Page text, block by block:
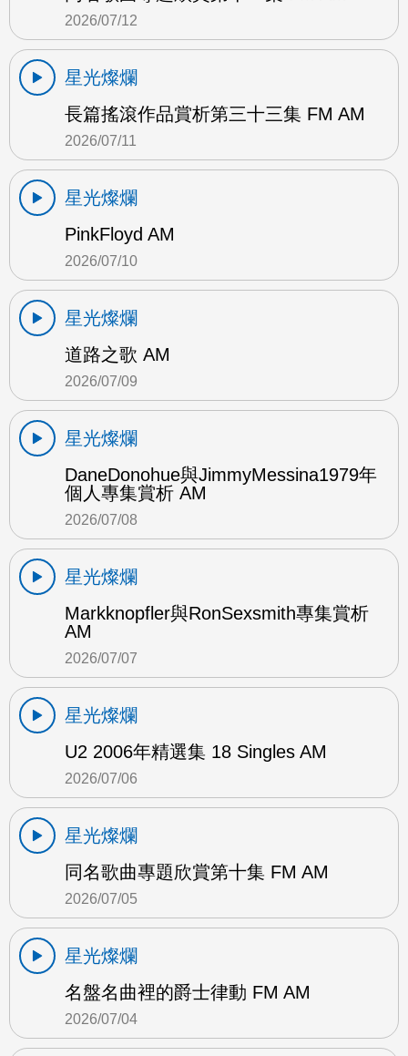
2026/07/12
星光燦爛
長篇搖滾作品賞析第三十三集 FM AM
2026/07/11
星光燦爛
PinkFloyd AM
2026/07/10
星光燦爛
道路之歌 AM
2026/07/09
星光燦爛
DaneDonohue與JimmyMessina1979年
個人專集賞析 AM
2026/07/08
星光燦爛
Markknopfler與RonSexsmith專集賞析
AM
2026/07/07
星光燦爛
U2 2006年精選集 18 Singles AM
2026/07/06
星光燦爛
同名歌曲專題欣賞第十集 FM AM
2026/07/05
星光燦爛
名盤名曲裡的爵士律動 FM AM
2026/07/04